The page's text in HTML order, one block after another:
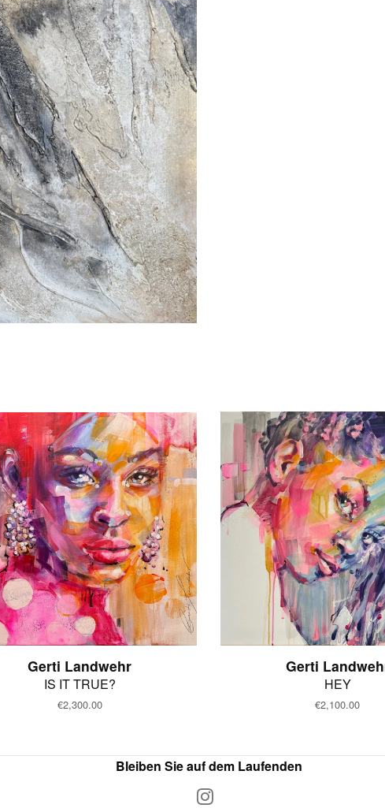
Gerti Landwehr
IS IT TRUE?
Normaler
€2,300.00
Gerti
HEY
Normaler
€2,100.00
Bleiben Sie auf dem Laufenden